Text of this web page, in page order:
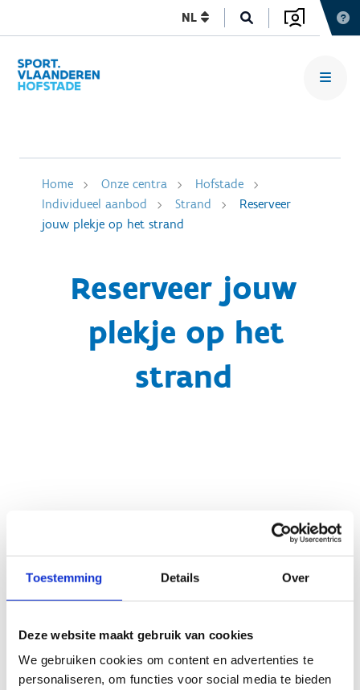
Toestemming Details Over
Deze website maakt gebruik van cookies
We gebruiken cookies om content en advertenties te
personaliseren, om functies voor social media te bieden
NL
Home Onze centra
Hofstade
Individueel aanbod
Strand
Reserveer
jouw plekje op het strand
Reserveer jouw
plekje op het
strand
strand